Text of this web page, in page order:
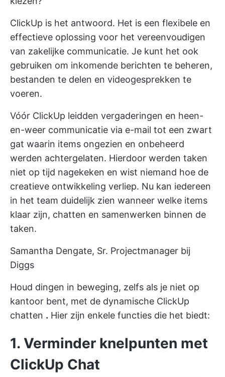
ClickUp is het antwoord. Het is een flexibele en
effectieve oplossing voor het vereenvoudigen
van zakelijke communicatie. Je kunt het ook
gebruiken om inkomende berichten te beheren,
bestanden te delen en videogesprekken te
voeren.
Vóór ClickUp leidden vergaderingen en heen-
en-weer communicatie via e-mail tot een zwart
gat waarin items ongezien en onbeheerd
werden achtergelaten. Hierdoor werden taken
niet op tijd nagekeken en wist niemand hoe de
creatieve ontwikkeling verliep. Nu kan iedereen
in het team duidelijk zien wanneer welke items
klaar zijn, chatten en samenwerken binnen de
taken.
Samantha Dengate, Sr. Projectmanager bij
Diggs
Houd dingen in beweging, zelfs als je niet op
kantoor bent, met de dynamische ClickUp
chatten . Hier zijn enkele functies die het biedt:
1. Verminder knelpunten met
ClickUp Chat